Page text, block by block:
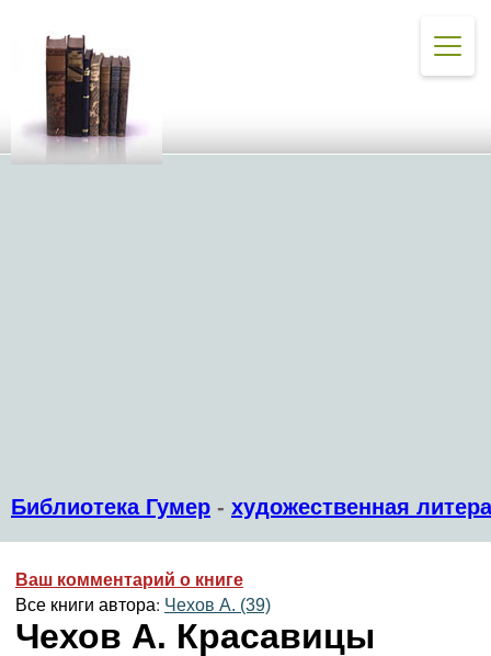
Библиотека Гумер - художественная
Ваш комментарий о книге
Все книги автора: Чехов А. (39)
Чехов А. Красавицы